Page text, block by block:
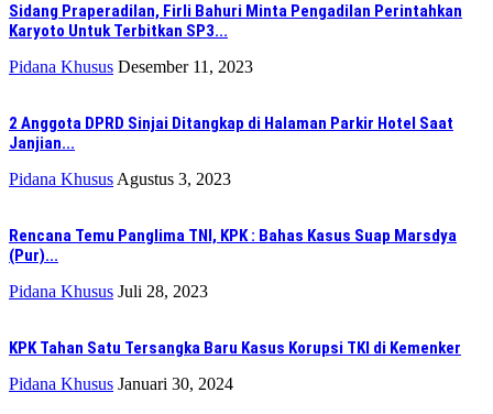
Sidang Praperadilan, Firli Bahuri Minta Pengadilan Perintahkan
Karyoto Untuk Terbitkan SP3...
Pidana Khusus Desember 11, 2023
2 Anggota DPRD Sinjai Ditangkap di Halaman Parkir Hotel Saat
Janjian...
Pidana Khusus Agustus 3, 2023
Rencana Temu Panglima TNI, KPK : Bahas Kasus Suap Marsdya
(Pur)...
Pidana Khusus Juli 28, 2023
KPK Tahan Satu Tersangka Baru Kasus Korupsi TKI di Kemenker
Pidana Khusus Januari 30, 2024